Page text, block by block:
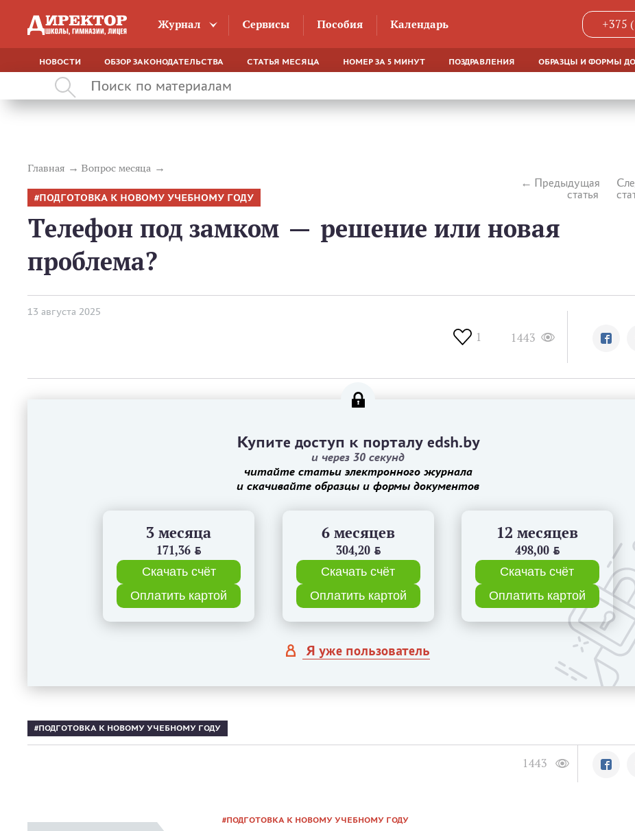
Журнал Сервисы Пособия Календарь +375
НОВОСТИ ОБЗОР ЗАКОНОДАТЕЛЬСТВА СТАТЬЯ МЕСЯЦА НОМЕР ЗА 5 МИНУТ ПОЗДРАВЛЕНИЯ ОБРАЗЦЫ И ФОРМЫ
Главная Вопрос месяца
Предыдущая
статья
ПОДГОТОВКА К НОВОМУ УЧЕБНОМУ ГОДУ
Телефон под замком — решение или новая
проблема?
13 августа 2025
1 1443
Купите доступ к порталу edsh.by
и через 30 секунд
читайте статьи электронного журнала
и скачивайте образцы и формы документов
3 месяца
171,36 BYN
Скачать счёт
Оплатить картой
6 месяцев
304,20 BYN
Скачать счёт
Оплатить картой
12 месяцев
498,00 BYN
Скачать счёт
Оплатить картой
Я уже пользователь
ПОДГОТОВКА К НОВОМУ УЧЕБНОМУ ГОДУ
1443
ПОДГОТОВКА К НОВОМУ УЧЕБНОМУ ГОДУ